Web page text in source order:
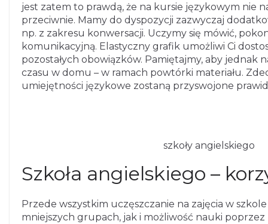
jest zatem to prawdą, że na kursie językowym nie
przeciwnie. Mamy do dyspozycji zazwyczaj
np. z zakresu konwersacji. Uczymy się mówić,
komunikacyjną. Elastyczny grafik umożliwi Ci
pozostałych obowiązków. Pamiętajmy, aby jednak
czasu w domu – w ramach powtórki materiału.
umiejętności językowe zostaną przyswojone
szkoły angielskiego
Szkoła angielskiego –
Przede wszystkim uczęszczanie na zajęcia w
mniejszych grupach, jak i możliwość nauki